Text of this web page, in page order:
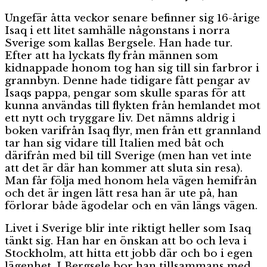
Ungefär åtta veckor senare befinner sig 16-årige
Isaq i ett litet samhälle någonstans i norra
Sverige som kallas Bergsele. Han hade tur.
Efter att ha lyckats fly från männen som
kidnappade honom tog han sig till sin farbror i
grannbyn. Denne hade tidigare fått pengar av
Isaqs pappa, pengar som skulle sparas för att
kunna användas till flykten från hemlandet mot
ett nytt och tryggare liv. Det nämns aldrig i
boken varifrån Isaq flyr, men från ett grannland
tar han sig vidare till Italien med båt och
därifrån med bil till Sverige (men han vet inte
att det är där han kommer att sluta sin resa).
Man får följa med honom hela vägen hemifrån
och det är ingen lätt resa han är ute på, han
förlorar både ägodelar och en vän längs vägen.
Livet i Sverige blir inte riktigt heller som Isaq
tänkt sig. Han har en önskan att bo och leva i
Stockholm, att hitta ett jobb där och bo i egen